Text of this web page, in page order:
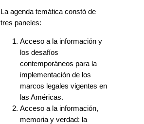
La agenda temática constó de
tres paneles:
Acceso a la información y
los desafíos
contemporáneos para la
implementación de los
marcos legales vigentes en
las Américas.
Acceso a la información,
memoria y verdad: la